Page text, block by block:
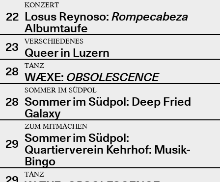
22
KONZERT
Losus Reynoso: Rompecabeza
Albumtaufe
23
VERSCHIEDENES
Queer in Luzern
28
TANZ
WÆXE: OBSOLESCENCE
28
SOMMER IM SÜDPOL
Sommer im Südpol: Deep Fried
Galaxy
29
ZUM MITMACHEN
Sommer im Südpol:
Quartierverein Kehrhof: Musik-
Bingo
TANZ